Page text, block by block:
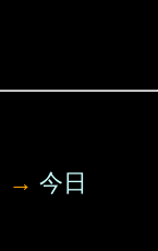
→ 今日